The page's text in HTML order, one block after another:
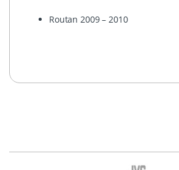
Routan 2009 – 2010